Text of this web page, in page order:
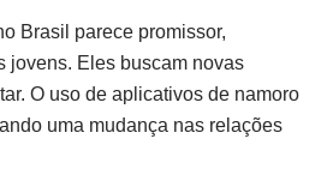
Brasil parece promissor,
jovens. Eles buscam novas
O uso de aplicativos de namoro
uma mudança nas relações